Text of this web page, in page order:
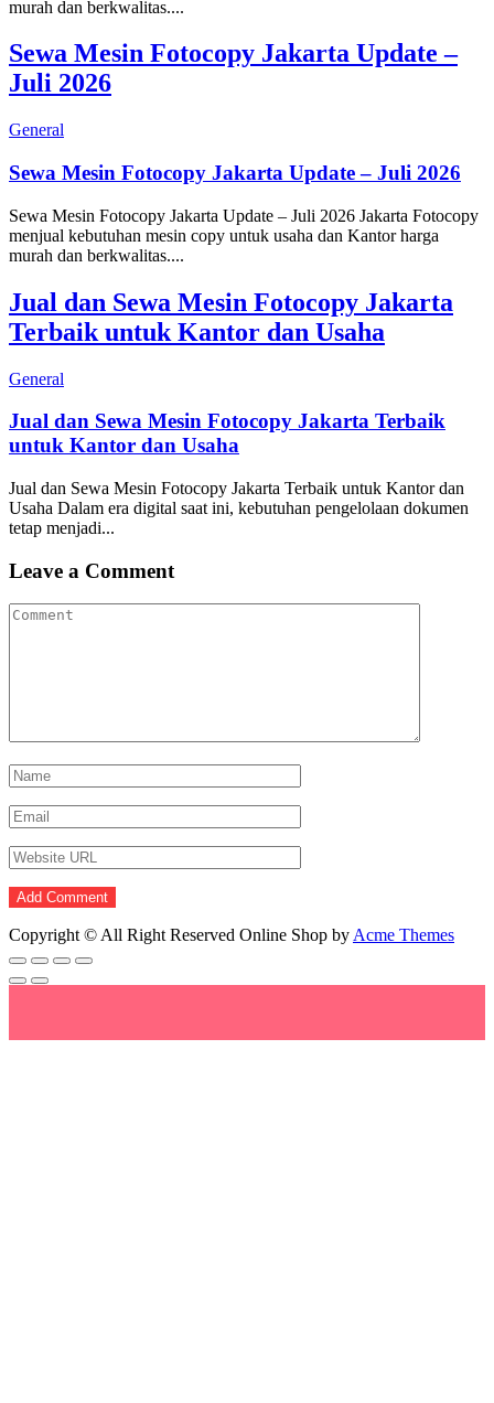
murah dan berkwalitas....
Sewa Mesin Fotocopy Jakarta Update –
Juli 2026
General
Sewa Mesin Fotocopy Jakarta Update – Juli 2026
Sewa Mesin Fotocopy Jakarta Update – Juli 2026 Jakarta Fotocopy
menjual kebutuhan mesin copy untuk usaha dan Kantor harga
murah dan berkwalitas....
Jual dan Sewa Mesin Fotocopy Jakarta
Terbaik untuk Kantor dan Usaha
General
Jual dan Sewa Mesin Fotocopy Jakarta Terbaik
untuk Kantor dan Usaha
Jual dan Sewa Mesin Fotocopy Jakarta Terbaik untuk Kantor dan
Usaha Dalam era digital saat ini, kebutuhan pengelolaan dokumen
tetap menjadi...
Leave a Comment
Copyright © All Right Reserved Online Shop byAcme Themes